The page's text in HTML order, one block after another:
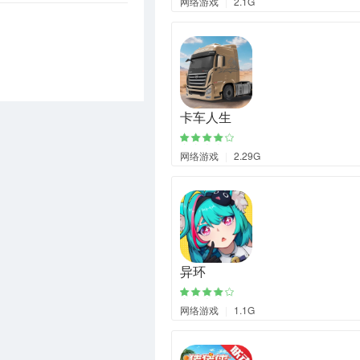
卡车人生
网络游戏 2.29G
异环
网络游戏 1.1G